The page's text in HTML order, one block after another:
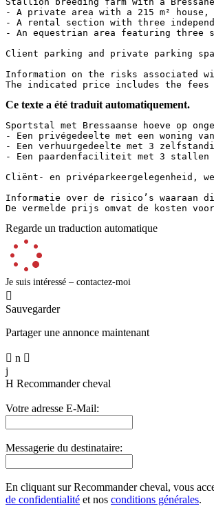
- A private area with a 215 m²
- A rental section with three
- An equestrian area featuring three
Client parking and private parking
Information on the risks associated
The indicated price includes the
Ce texte a été traduit automatiquement.
Sportstal met Bressaanse hoeve op
- Een privégedeelte met een woning
- Een verhuurgedeelte met 3
- Een paardenfaciliteit met 3 stallen
Cliënt- en
Informatie over de risico’s
De vermelde prijs omvat de kosten
Regarde un traduction automatique
Je suis intéressé – contactez-moi

Sauvegarder
Partager une annonce maintenant
 n 
j
H Recommander cheval
Votre adresse E-Mail:
Messagerie du destinataire:
En cliquant sur Recommander cheval, vous
de confidentialité et nos conditions générales.